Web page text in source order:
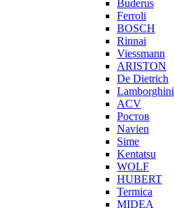
Buderus
Ferroli
BOSCH
Rinnai
Viessmann
ARISTON
De Dietrich
Lamborghini
ACV
Ростов
Navien
Sime
Kentatsu
WOLF
HUBERT
Termica
MIDEA